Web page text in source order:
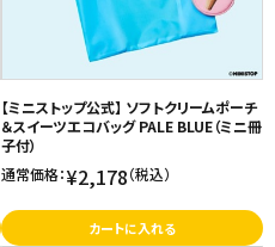
【ミニストップ公式】 ソフトクリームポーチ
＆スイーツエコバッグ PALE BLUE（ミニ冊
子付）
通常価格：¥2,178（税込）
カートに入れる